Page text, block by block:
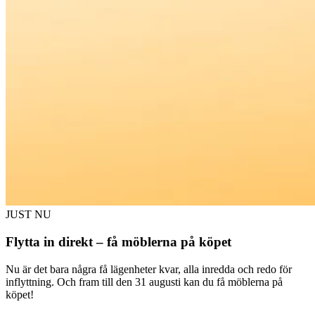
JUST NU
Flytta in direkt – få möblerna på köpet
Nu är det bara några få lägenheter kvar, alla inredda och redo för
inflyttning. Och fram till den 31 augusti kan du få möblerna på
köpet!